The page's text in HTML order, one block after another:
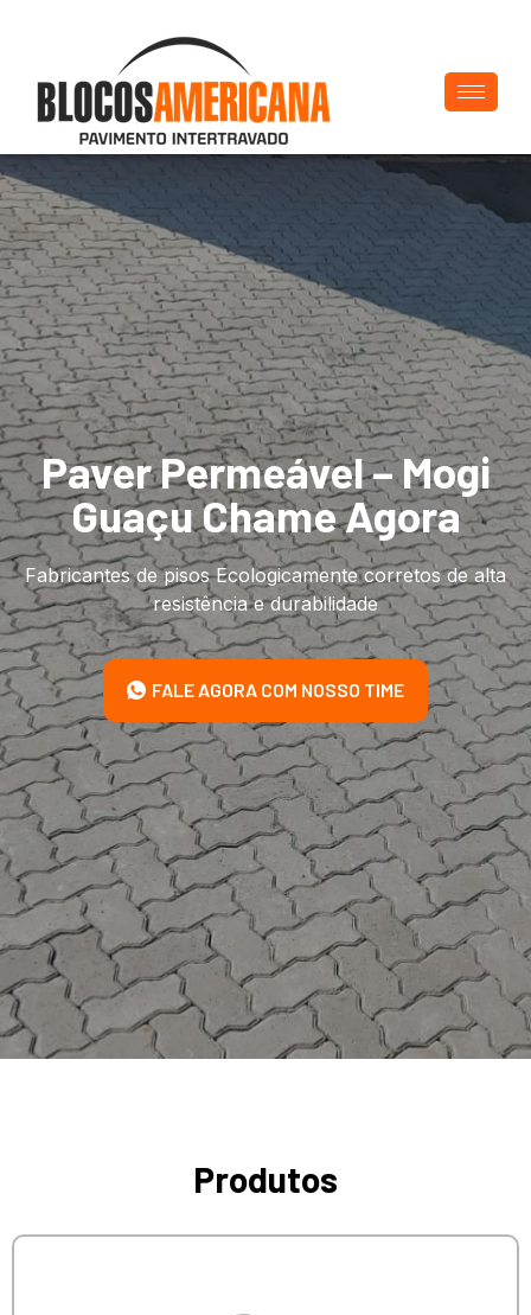
Paver Permeável – Mogi
Guaçu Chame Agora
Fabricantes de pisos Ecologicamente corretos de alta
resistência e durabilidade
FALE AGORA COM NOSSO TIME
Produtos